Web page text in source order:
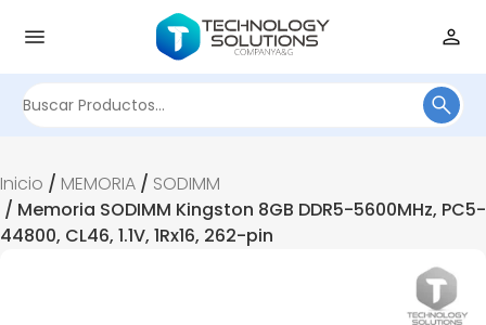
Inicio / MEMORIA / SODIMM
/ Memoria SODIMM Kingston 8GB DDR5-5600MHz, PC5-
44800, CL46, 1.1V, 1Rx16, 262-pin